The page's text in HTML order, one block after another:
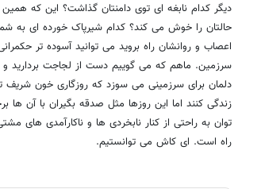
دیگر کدام نابغه ای توی دامنتان گذاشت؟ این که
حالتان را خوش می کند؟ کدام شیرپاک خورده ای به
اعصاب و روانشان راه بروید می توانید آسوده تر
سرزمین. ماهم که می گوییم دست از لجاجت بردارید و
دلمان برای سرزمینی می سوزد که روزگاری خون شریف
زندگی کنند اما این روزها مثل صدقه بگیران با آن
توان به راحتی از کنار نابخردی ها و ناکارآمدی
راه است. ای کاش می توانستیم.